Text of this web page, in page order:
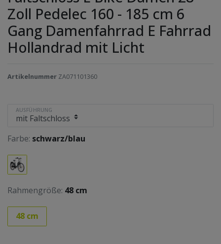
Zoll Pedelec 160 - 185 cm 6
Gang Damenfahrrad E Fahrrad
Hollandrad mit Licht
Artikelnummer ZA071101360
AUSFÜHRUNG
Farbe: schwarz/blau
Rahmengröße: 48 cm
48 cm